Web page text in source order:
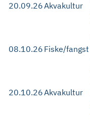
20.09.26Akvakultur
08.10.26 Fiske/fangst
20.10.26Akvakultur